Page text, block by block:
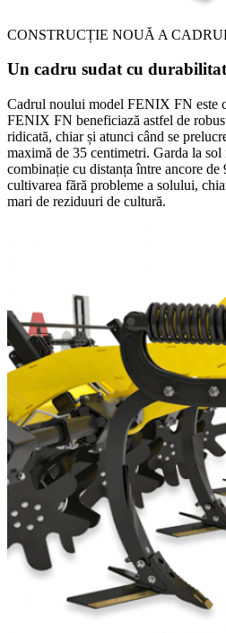
CONSTRUCȚIE NOUĂ A
Un cadru sudat cu
Cadrul noului model FENIX FN este
FENIX FN beneficiază astfel de
ridicată, chiar și atunci când se
maximă de 35 centimetri. Garda la
combinație cu distanța între ancore de
cultivarea fără probleme a solului,
mari de reziduuri de cultură.